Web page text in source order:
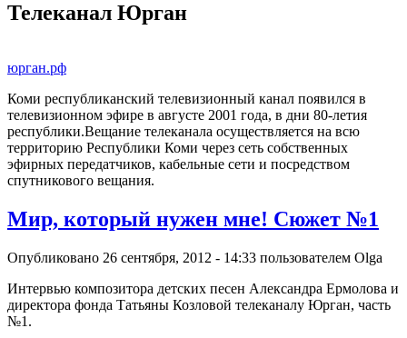
Телеканал Юрган
юрган.рф
Коми республиканский телевизионный канал появился в
телевизионном эфире в августе 2001 года, в дни 80-летия
республики.Вещание телеканала осуществляется на всю
территорию Республики Коми через сеть собственных
эфирных передатчиков, кабельные сети и посредством
спутникового вещания.
Мир, который нужен мне! Сюжет №1
Опубликовано 26 сентября, 2012 - 14:33 пользователем Olga
Интервью композитора детских песен Александра Ермолова и
директора фонда Татьяны Козловой телеканалу Юрган, часть
№1.